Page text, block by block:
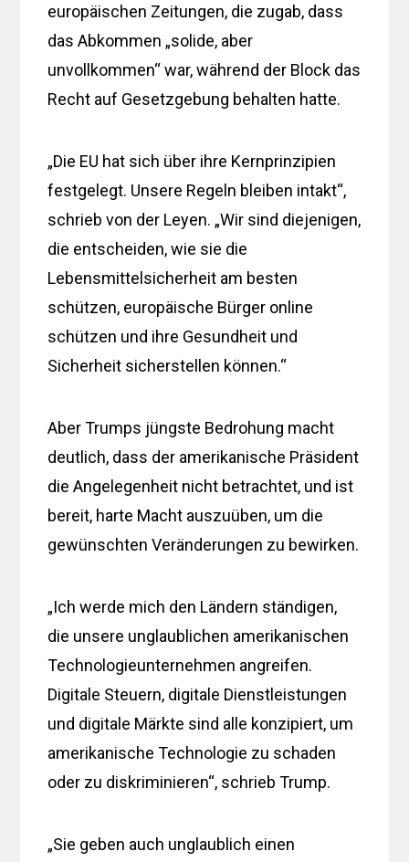
europäischen Zeitungen, die zugab, dass
das Abkommen „solide, aber
unvollkommen“ war, während der Block das
Recht auf Gesetzgebung behalten hatte.
„Die EU hat sich über ihre Kernprinzipien
festgelegt. Unsere Regeln bleiben intakt“,
schrieb von der Leyen. „Wir sind diejenigen,
die entscheiden, wie sie die
Lebensmittelsicherheit am besten
schützen, europäische Bürger online
schützen und ihre Gesundheit und
Sicherheit sicherstellen können.“
Aber Trumps jüngste Bedrohung macht
deutlich, dass der amerikanische Präsident
die Angelegenheit nicht betrachtet, und ist
bereit, harte Macht auszuüben, um die
gewünschten Veränderungen zu bewirken.
„Ich werde mich den Ländern ständigen,
die unsere unglaublichen amerikanischen
Technologieunternehmen angreifen.
Digitale Steuern, digitale Dienstleistungen
und digitale Märkte sind alle konzipiert, um
amerikanische Technologie zu schaden
oder zu diskriminieren“, schrieb Trump.
„Sie geben auch unglaublich einen